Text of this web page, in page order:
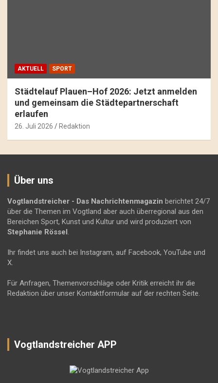
AKTUELL SPORT
Städtelauf Plauen–Hof 2026: Jetzt anmelden
und gemeinsam die Städtepartnerschaft
erlaufen
26. Juli 2026 Redaktion
Über uns
Vogtlandstreicher - Das Nachrichtenmagazin berichtet 24/7
über die Themen im Vogtland aber auch überregional aus den
Bereichen Sport, Kunst und Kultur und wird produziert von
Stephanie Rössel.
Ihr findet uns auch bei Instagram, auf Facebook, YouTube und
X.
Für Anfragen, Themenvorschläge oder Kritik erreicht ihr die
Redaktion über unser Kontaktformular auf der rechten Seite.
Vogtlandstreicher APP